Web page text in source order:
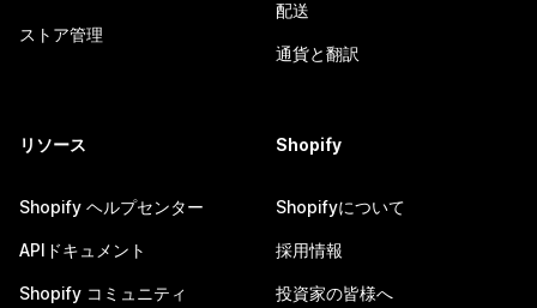
ストア管理
配送
通貨と翻訳
リソース
Shopify ヘルプセンター
APIドキュメント
Shopify コミュニティ
Shopify
Shopifyについて
採用情報
投資家の皆様へ